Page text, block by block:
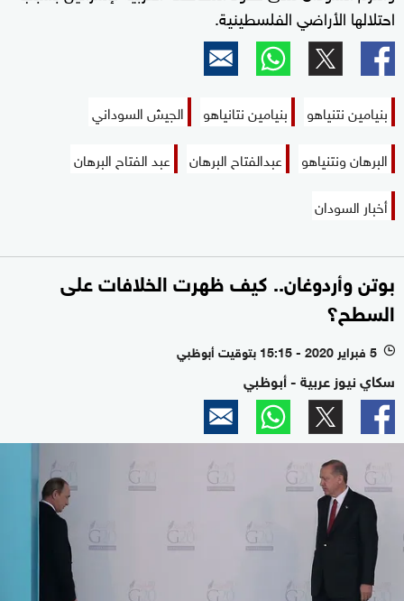
احتلالها الأراضي الفلسطينية.
بنيامين نتنياهو بنيامين نتانياهو
الجيش السوداني
البرهان ونتنياهو
عبدالفتاح البرهان
عبد الفتاح البرهان
أخبار السودان
بوتن وأردوغان.. كيف ظهرت الخلافات على
السطح؟
l 5 فبراير 2020 - 15:15 بتوقيت أبوظبي
سكاي نيوز عربية - أبوظبي